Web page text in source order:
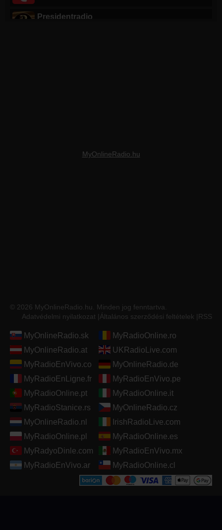
Presidentradio
MyOnlineRadio.hu
© 2026 MyOnlineRadio.hu. Minden jog fenntartva.
Adatvédelmi nyilatkozat
Általános szerződési feltételek RSS
MyOnlineRadio.sk
MyRadioOnline.ro
MyOnlineRadio.at
UKRadioLive.com
MyRadioEnVivo.co
MyOnlineRadio.de
MyRadioEnLigne.fr
MyRadioEnVivo.pe
MyRadioOnline.pt
MyRadioOnline.it
MyRadioStanice.rs
MyOnlineRadio.cz
MyOnlineRadio.nl
IrishRadioLive.com
MyRadioOnline.pl
MyRadioOnline.es
MyRadyoDinle.com
MyRadioEnVivo.mx
MyRadioEnVivo.ar
MyRadioOnline.cl